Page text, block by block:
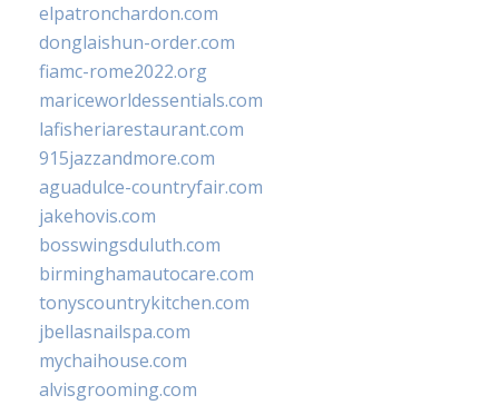
elpatronchardon.com
donglaishun-order.com
fiamc-rome2022.org
mariceworldessentials.com
lafisheriarestaurant.com
915jazzandmore.com
aguadulce-countryfair.com
jakehovis.com
bosswingsduluth.com
birminghamautocare.com
tonyscountrykitchen.com
jbellasnailspa.com
mychaihouse.com
alvisgrooming.com